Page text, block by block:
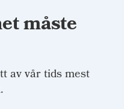
måste
av vår tids mest